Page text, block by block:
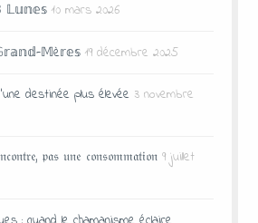
𝕃𝕦𝕟𝕖𝕤 10 mars 2026
𝕄è𝕣𝕖𝕤 19 décembre 2025
destinée plus élevée 3 novembre
𝔭𝔞𝔰 𝔲𝔫𝔢 𝔠𝔬𝔫𝔰𝔬𝔪𝔪𝔞𝔱𝔦𝔬𝔫 9 juillet